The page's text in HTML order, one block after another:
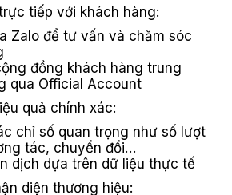
tiếp với khách hàng:
Zalo để tư vấn và chăm sóc
đồng khách hàng trung
qua Official Account
quả chính xác:
chỉ số quan trọng như số lượt
tác, chuyển đổi…
dịch dựa trên dữ liệu thực tế
diện thương hiệu: